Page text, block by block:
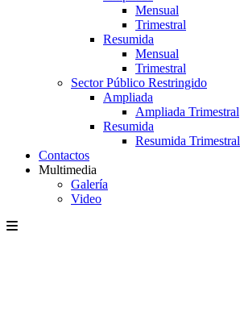
Mensual
Trimestral
Resumida
Mensual
Trimestral
Sector Público Restringido
Ampliada
Ampliada Trimestral
Resumida
Resumida Trimestral
Contactos
Multimedia
Galería
Video